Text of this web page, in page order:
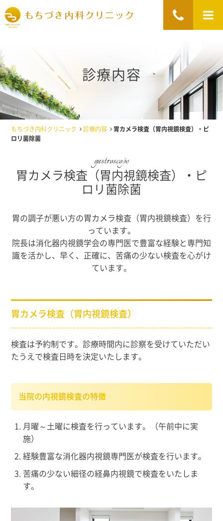
診療内容
もちづき内科クリニック 診療内容
胃カメラ検査（胃内視鏡検査）・ピ
ロリ菌除菌
gastroscope
胃カメラ検査（胃内視鏡検査）・ピ
ロリ菌除菌
胃の調子が悪い方の胃カメラ検査（胃内視鏡検査）を行
っています。
院長は消化器内視鏡学会の専門医で豊富な経験と専門知
識を活かし、早く、正確に、苦痛の少ない検査を心がけ
ています。
胃カメラ検査（胃内視鏡検査）
検査は予約制です。診療時間内に診察を受けていただい
たうえで検査日時を決定いたします。
当院の内視鏡検査の特徴
月曜～土曜に検査を行っています。（午前中に実
施）
経験豊富な消化器内視鏡専門医が検査を行います。
苦痛の少ない細径の経鼻内視鏡で検査をいたしま
す。